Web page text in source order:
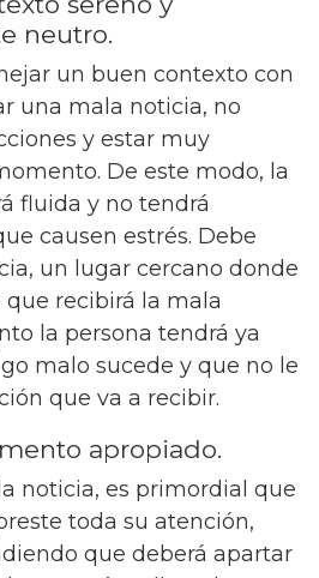
neutro.
un buen contexto con
una mala noticia, no
y estar muy
De este modo, la
fluida y no tendrá
causen estrés. Debe
un lugar cercano donde
recibirá la mala
la persona tendrá ya
malo sucede y que no le
que va a recibir.
apropiado.
noticia, es primordial que
toda su atención,
que deberá apartar